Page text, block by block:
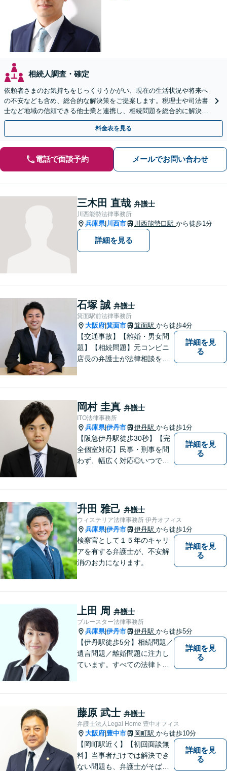
相続人調査・確定
依頼者さまのお気持ちをじっくりうかがい、現在の生活状況や将来へ
の不安なども含め、総合的な解決策をご提案します。税理士や司法書
士など地域の信頼できる他士業と連携し、相続問題を総合的に解決
「後見人にお悩みの方もお気軽にご相談を」
料金表を見る
電話で面談予約 メールでお問い合わせ
三木田 直哉 弁護士
川西能勢法律事務所
兵庫県| 川西市 川西能勢口駅 から徒歩1分
詳細を見る
石塚 誠 弁護士
箕面駅前法律事務所
大阪府 箕面市 箕面駅 から徒歩4分
【交通事故】【離婚・男女問
題】【相続問題】元コンビニ
店長の弁護士が法律相談を承
詳細を見
る
岡村 圭真 弁護士
ITO法律事務所
兵庫県|伊丹市 伊丹駅 から徒歩1分
【阪急伊丹駅徒歩30秒】【完
全個室対応】民事・刑事を問
わず、幅広く対応◎いつでも
れず、尽力してまいります。
【メーカー法務経験あり】
詳細を見
る
升田 雅己 弁護士
ウィステリア法律事務所 伊丹オフィス
兵庫県|伊丹市 伊丹駅 から徒歩1分
検察官として１５年のキャリ
アを有する弁護士が、不安解
消のお力になります。
詳細を見
る
上田 周 弁護士
ブルースター法律事務所
兵庫県|伊丹市 伊丹駅 から徒歩5分
【伊丹駅徒歩5分】相続問題／
遺言問題／離婚問題に注力し
ています。すべての法律トラ
様と信頼関係を築いて紛争解
決し、解決後の人生を幸せに
過ごして頂きたいと願いを込
めています。
詳細を見
る
藤原 武士 弁護士
弁護士法人Legal Home 豊中オフィス
大阪府 豊中市 岡町駅 から徒歩10分
【岡町駅近く】【初回面談無
料】当事者だけでは解決でき
ない問題も、弁護士がそばに
詳細を見
る